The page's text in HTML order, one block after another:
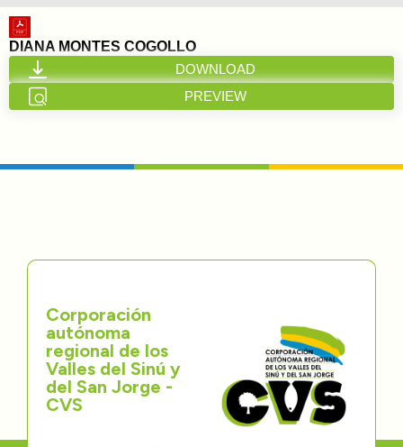
Inicio
Nosotros
Transparencia
Participa
Trámites y Servicios
Contáctenos
DIANA MONTES COGOLLO
DOWNLOAD
PREVIEW
Corporación
autónoma
regional de los
Valles del Sinú y
del San Jorge -
CVS